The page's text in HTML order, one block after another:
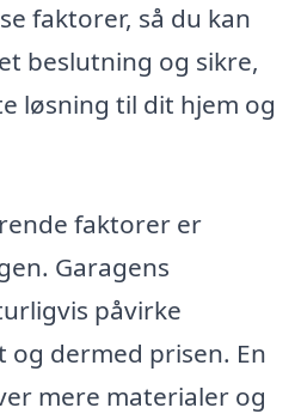
faktorer, så du kan
beslutning og sikre,
løsning til dit hjem og
faktorer er
Garagens
påvirke
dermed prisen. En
mere materialer og